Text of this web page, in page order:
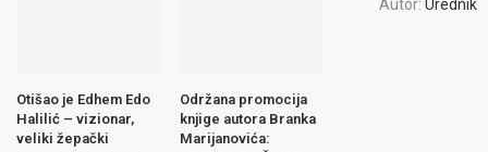
Autor: Urednik
Otišao je Edhem Edo
Halilić – vizionar,
veliki žepački
Održana promocija
knjige autora Branka
Marijanovića: